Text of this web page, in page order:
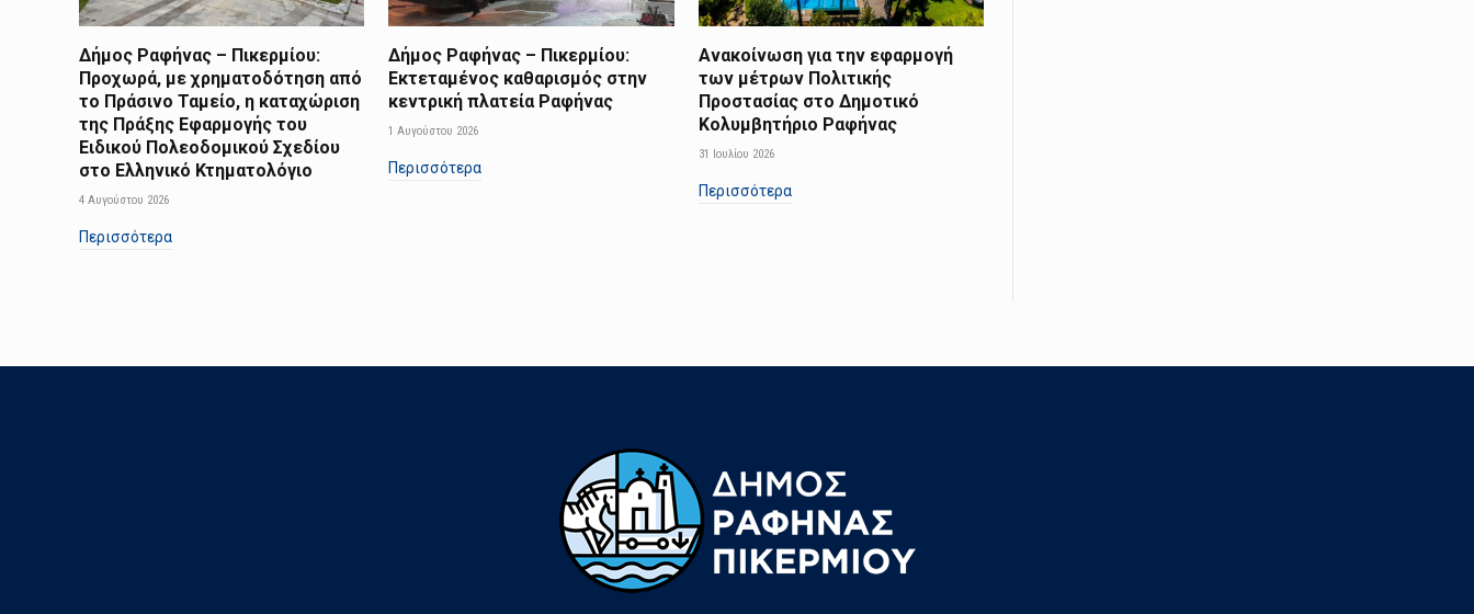
Δήμος Ραφήνας – Πικερμίου:
Προχωρά, με χρηματοδότηση από
το Πράσινο Ταμείο, η καταχώριση
της Πράξης Εφαρμογής του
Ειδικού Πολεοδομικού Σχεδίου
στο Ελληνικό Κτηματολόγιο
4 Αυγούστου 2026
Περισσότερα
Δήμος Ραφήνας – Πικερμίου:
Εκτεταμένος καθαρισμός στην
κεντρική πλατεία Ραφήνας
1 Αυγούστου 2026
Περισσότερα
Ανακοίνωση για την εφαρμογή
των μέτρων Πολιτικής
Προστασίας στο Δημοτικό
Κολυμβητήριο Ραφήνας
31 Ιουλίου 2026
Περισσότερα